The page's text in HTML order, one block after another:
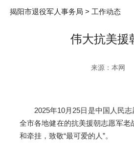
揭阳市退役军人事务局 > 工作动态
伟大抗美
来源：本网
2025年10月25日是中国人民志
全市各地健在的抗美援朝志愿军
和牵挂，致敬“最可爱的人”。